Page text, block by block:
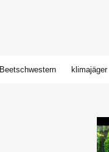
Beetschwestern klimajäger